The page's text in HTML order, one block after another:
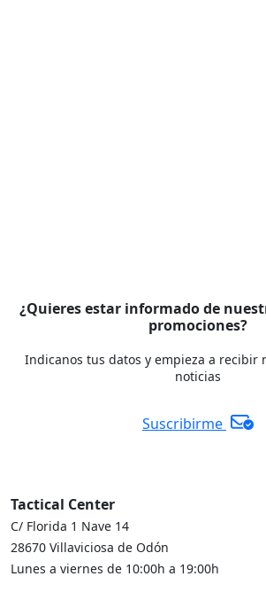
¿Quieres estar informado de
promociones?
Indicanos tus datos y empieza a recibir
noticias
Suscribirme
Tactical Center
C/ Florida 1 Nave 14
28670 Villaviciosa de Odón
Lunes a viernes de 10:00h a 19:00h